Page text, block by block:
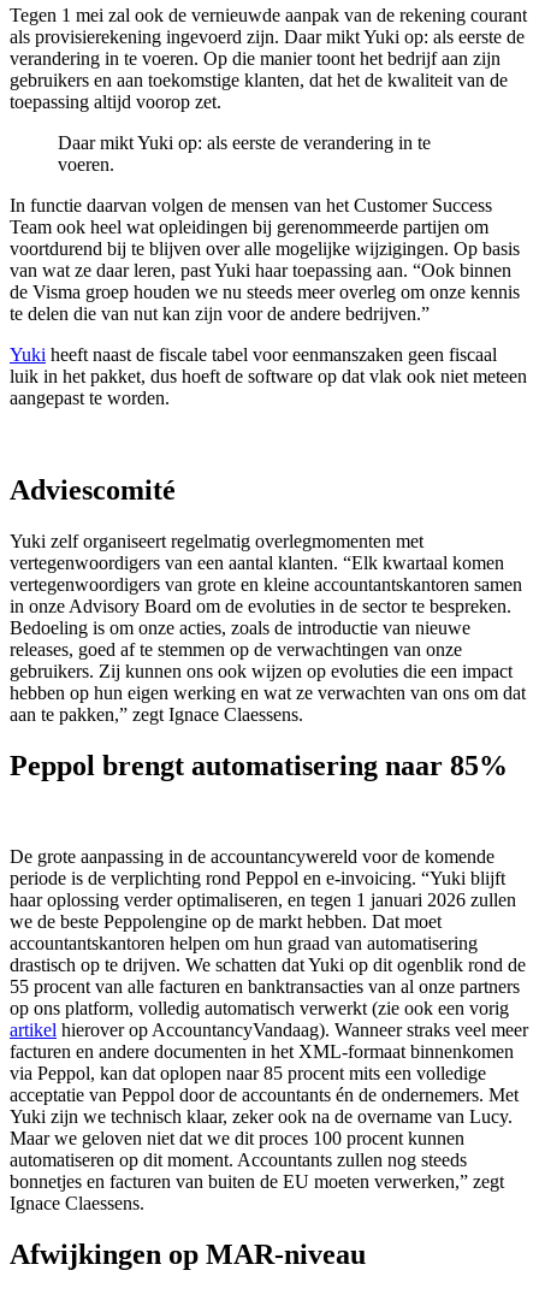
Tegen 1 mei zal ook de vernieuwde aanpak van de rekening courant
als provisierekening ingevoerd zijn. Daar mikt Yuki op: als eerste de
verandering in te voeren. Op die manier toont het bedrijf aan zijn
gebruikers en aan toekomstige klanten, dat het de kwaliteit van de
toepassing altijd voorop zet.
Daar mikt Yuki op: als eerste de verandering in te
voeren.
In functie daarvan volgen de mensen van het Customer Success
Team ook heel wat opleidingen bij gerenommeerde partijen om
voortdurend bij te blijven over alle mogelijke wijzigingen. Op basis
van wat ze daar leren, past Yuki haar toepassing aan. “Ook binnen
de Visma groep houden we nu steeds meer overleg om onze kennis
te delen die van nut kan zijn voor de andere bedrijven.”
Yuki heeft naast de fiscale tabel voor eenmanszaken geen fiscaal
luik in het pakket, dus hoeft de software op dat vlak ook niet meteen
aangepast te worden.
Adviescomité
Yuki zelf organiseert regelmatig overlegmomenten met
vertegenwoordigers van een aantal klanten. “Elk kwartaal komen
vertegenwoordigers van grote en kleine accountantskantoren samen
in onze Advisory Board om de evoluties in de sector te bespreken.
Bedoeling is om onze acties, zoals de introductie van nieuwe
releases, goed af te stemmen op de verwachtingen van onze
gebruikers. Zij kunnen ons ook wijzen op evoluties die een impact
hebben op hun eigen werking en wat ze verwachten van ons om dat
aan te pakken,” zegt Ignace Claessens.
Peppol brengt automatisering naar 85%
De grote aanpassing in de accountancywereld voor de komende
periode is de verplichting rond Peppol en e-invoicing. “Yuki blijft
haar oplossing verder optimaliseren, en tegen 1 januari 2026 zullen
we de beste Peppolengine op de markt hebben. Dat moet
accountantskantoren helpen om hun graad van automatisering
drastisch op te drijven. We schatten dat Yuki op dit ogenblik rond de
55 procent van alle facturen en banktransacties van al onze partners
op ons platform, volledig automatisch verwerkt (zie ook een vorig
artikel hierover op AccountancyVandaag). Wanneer straks veel meer
facturen en andere documenten in het XML-formaat binnenkomen
via Peppol, kan dat oplopen naar 85 procent mits een volledige
acceptatie van Peppol door de accountants én de ondernemers. Met
Yuki zijn we technisch klaar, zeker ook na de overname van Lucy.
Maar we geloven niet dat we dit proces 100 procent kunnen
automatiseren op dit moment. Accountants zullen nog steeds
bonnetjes en facturen van buiten de EU moeten verwerken,” zegt
Ignace Claessens.
Afwijkingen op MAR-niveau